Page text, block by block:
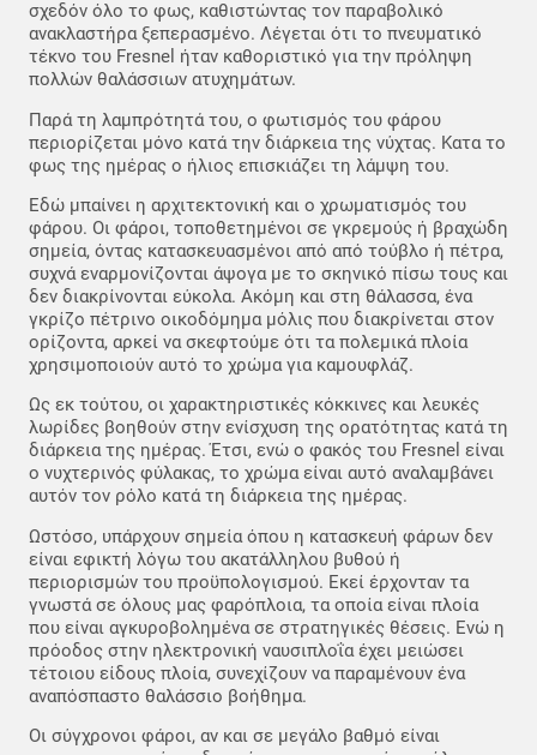
σχεδόν όλο το φως, καθιστώντας τον παραβολικό
ανακλαστήρα ξεπερασμένο. Λέγεται ότι το πνευματικό
τέκνο του Fresnel ήταν καθοριστικό για την πρόληψη
πολλών θαλάσσιων ατυχημάτων.
Παρά τη λαμπρότητά του, ο φωτισμός του φάρου
περιορίζεται μόνο κατά την διάρκεια της νύχτας. Κατα το
φως της ημέρας ο ήλιος επισκιάζει τη λάμψη του.
Εδώ μπαίνει η αρχιτεκτονική και ο χρωματισμός του
φάρου. Οι φάροι, τοποθετημένοι σε γκρεμούς ή βραχώδη
σημεία, όντας κατασκευασμένοι από από τούβλο ή πέτρα,
συχνά εναρμονίζονται άψογα με το σκηνικό πίσω τους και
δεν διακρίνονται εύκολα. Ακόμη και στη θάλασσα, ένα
γκρίζο πέτρινο οικοδόμημα μόλις που διακρίνεται στον
ορίζοντα, αρκεί να σκεφτούμε ότι τα πολεμικά πλοία
χρησιμοποιούν αυτό το χρώμα για καμουφλάζ.
Ως εκ τούτου, οι χαρακτηριστικές κόκκινες και λευκές
λωρίδες βοηθούν στην ενίσχυση της ορατότητας κατά τη
διάρκεια της ημέρας. Έτσι, ενώ ο φακός του Fresnel είναι
ο νυχτερινός φύλακας, το χρώμα είναι αυτό αναλαμβάνει
αυτόν τον ρόλο κατά τη διάρκεια της ημέρας.
Ωστόσο, υπάρχουν σημεία όπου η κατασκευή φάρων δεν
είναι εφικτή λόγω του ακατάλληλου βυθού ή
περιορισμών του προϋπολογισμού. Εκεί έρχονταν τα
γνωστά σε όλους μας φαρόπλοια, τα οποία είναι πλοία
που είναι αγκυροβολημένα σε στρατηγικές θέσεις. Ενώ η
πρόοδος στην ηλεκτρονική ναυσιπλοΐα έχει μειώσει
τέτοιου είδους πλοία, συνεχίζουν να παραμένουν ένα
αναπόσπαστο θαλάσσιο βοήθημα.
Οι σύγχρονοι φάροι, αν και σε μεγάλο βαθμό είναι